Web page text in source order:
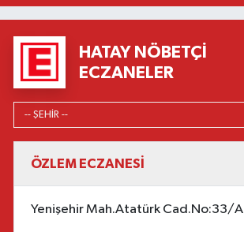
HATAY NÖBETÇI
ECZANELER
ÖZLEM ECZANESİ
Yenişehir Mah.Atatürk Cad.No:33/A